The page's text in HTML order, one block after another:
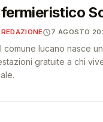
REDAZIONE 7 AGOSTO
comune lucano nasce
gratuite a chi